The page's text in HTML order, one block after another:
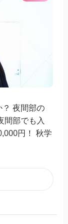
？ 夜間部の
間部でも入
円！ 秋学